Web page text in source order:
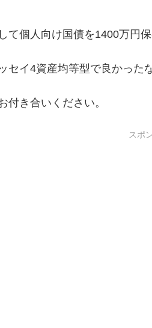
て個人向け国債を1400万円
セイ4資産均等型で良かった
付き合いください。
スポ